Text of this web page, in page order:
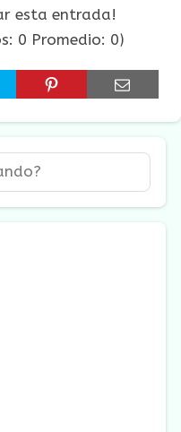
esta entrada!
0 Promedio: 0)